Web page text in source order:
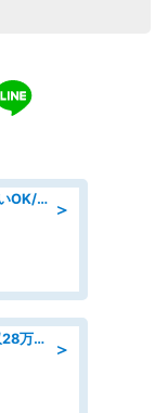
＞
検品・検査/未経験OK/高収入/日払いOK/交替制/20・30・40代活躍中
＞
検査/検品/ライン作業 軽作業で月収28万円可 センサー部品の箱詰め 日勤 土日休